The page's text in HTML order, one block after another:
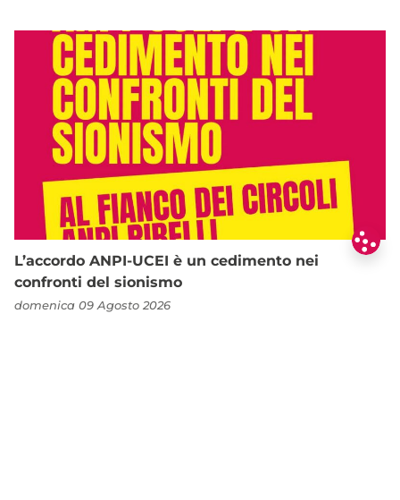
L’accordo ANPI-UCEI è un cedimento nei
confronti del sionismo
domenica 09 Agosto 2026